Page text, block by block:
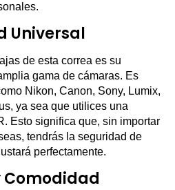
Universal
de esta correa es su
gama de cámaras. Es
Nikon, Canon, Sony, Lumix,
ya sea que utilices una
Esto significa que, sin importar
tendrás la seguridad de
perfectamente.